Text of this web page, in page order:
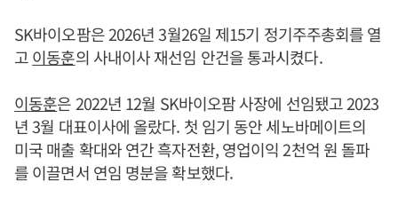
SK바이오팜은 2026년 3월26일 제15기 정기주주총회를 열
고이동훈의 사내이사 재선임 안건을 통과시켰다.
이동훈은 2022년 12월 SK바이오팜 사장에 선임됐고 2023
년 3월 대표이사에 올랐다. 첫 임기 동안 세노바메이트의
미국 매출 확대와 연간 흑자전환, 영업이익 2천억 원 돌파
를 이끌면서 연임 명분을 확보했다.